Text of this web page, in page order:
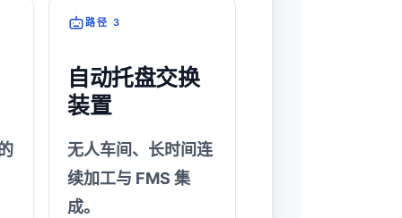
路径 3
自动托盘交换
装置
无人车间、长时间连
续加工与 FMS 集
成。